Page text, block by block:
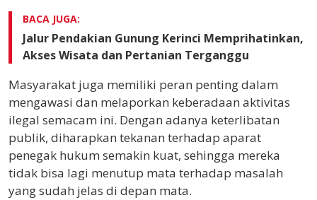
BACA JUGA:
Jalur Pendakian Gunung Kerinci Memprihatinkan,
Akses Wisata dan Pertanian Terganggu
Masyarakat juga memiliki peran penting dalam
mengawasi dan melaporkan keberadaan aktivitas
ilegal semacam ini. Dengan adanya keterlibatan
publik, diharapkan tekanan terhadap aparat
penegak hukum semakin kuat, sehingga mereka
tidak bisa lagi menutup mata terhadap masalah
yang sudah jelas di depan mata.